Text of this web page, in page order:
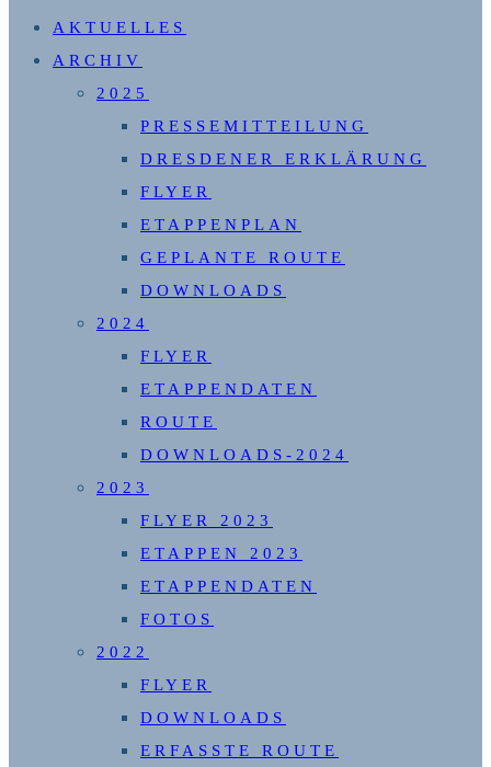
UMSCHALTEN
AKTUELLES
ARCHIV
2025
PRESSEMITTEILUNG
DRESDENER ERKLÄRUNG
FLYER
ETAPPENPLAN
GEPLANTE ROUTE
DOWNLOADS
2024
FLYER
ETAPPENDATEN
ROUTE
DOWNLOADS-2024
2023
FLYER 2023
ETAPPEN 2023
ETAPPENDATEN
FOTOS
2022
FLYER
DOWNLOADS
ERFASSTE ROUTE